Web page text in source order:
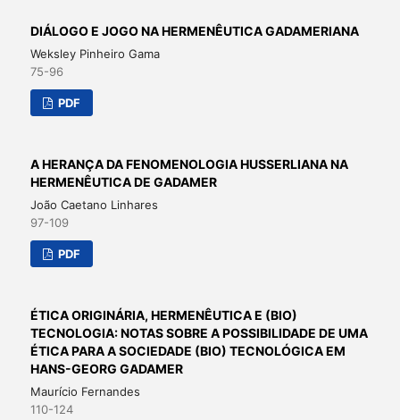
DIÁLOGO E JOGO NA HERMENÊUTICA GADAMERIANA
Weksley Pinheiro Gama
75-96
PDF
A HERANÇA DA FENOMENOLOGIA HUSSERLIANA NA
HERMENÊUTICA DE GADAMER
João Caetano Linhares
97-109
PDF
ÉTICA ORIGINÁRIA, HERMENÊUTICA E (BIO)
TECNOLOGIA: NOTAS SOBRE A POSSIBILIDADE DE UMA
ÉTICA PARA A SOCIEDADE (BIO) TECNOLÓGICA EM
HANS-GEORG GADAMER
Maurício Fernandes
110-124